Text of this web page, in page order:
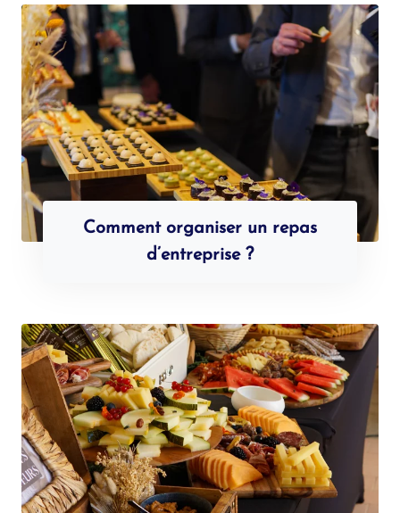
Comment organiser un repas
d’entreprise ?